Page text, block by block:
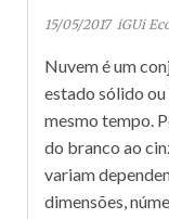
15/05/2017 iGUi
Nuvem é um
estado sólido ou
mesmo tempo.
do branco ao
variam
dimensões,